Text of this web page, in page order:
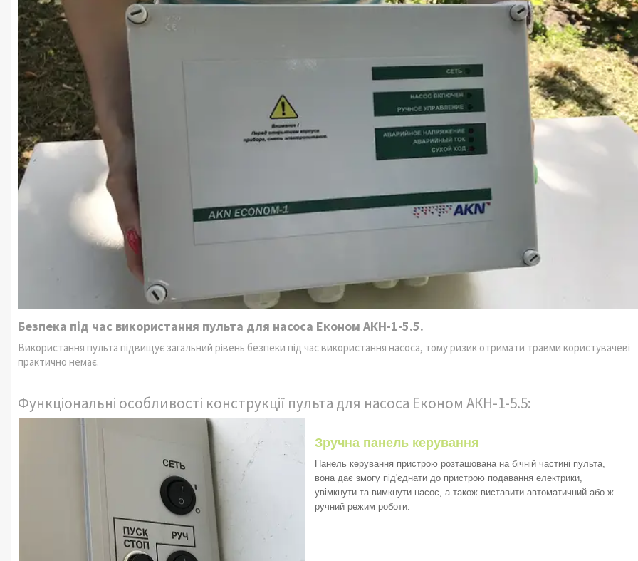
Безпека під час використання пульта для насоса Економ АКН-1-5.5.
Використання пульта підвищує загальний рівень безпеки під час використання насоса, тому ризик отримати травми користувачеві
практично немає.
Функціональні особливості конструкції пульта для насоса Економ АКН-1-5.5:
Зручна панель керування
Панель керування пристрою розташована на бічній частині пульта,
вона дає змогу під'єднати до пристрою подавання електрики,
увімкнути та вимкнути насос, а також виставити автоматичний або ж
ручний режим роботи.